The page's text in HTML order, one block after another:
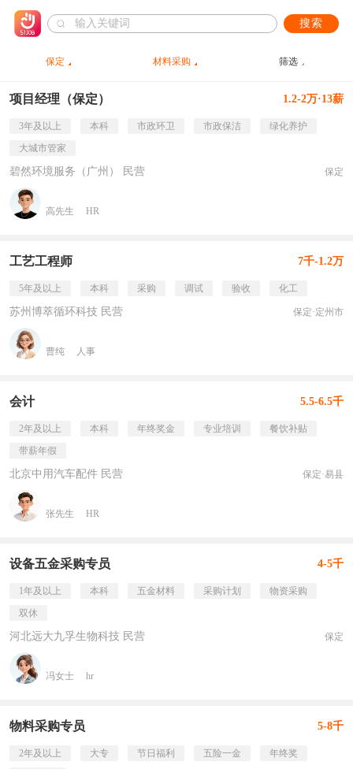
搜索
保定 材料采购 筛选
项目经理（保定） 1.2-2万·13薪
3年及以上 本科 市政环卫 市政保洁
绿化养护
大城市管家
碧然环境服务（广州） 民营 保定
高先生 HR
工艺工程师 7千-1.2万
5年及以上 本科 采购 调试 验收 化工
苏州博萃循环科技 民营 保定·定州市
曹纯 人事
会计 5.5-6.5千
2年及以上 本科 年终奖金 专业培训
餐饮补贴
带薪年假
北京中用汽车配件 民营 保定·易县
张先生 HR
设备五金采购专员 4-5千
1年及以上 本科 五金材料 采购计划
物资采购
双休
河北远大九孚生物科技 民营 保定
冯女士 hr
物料采购专员 5-8千
2年及以上 大专 节日福利 五险一金
年终奖